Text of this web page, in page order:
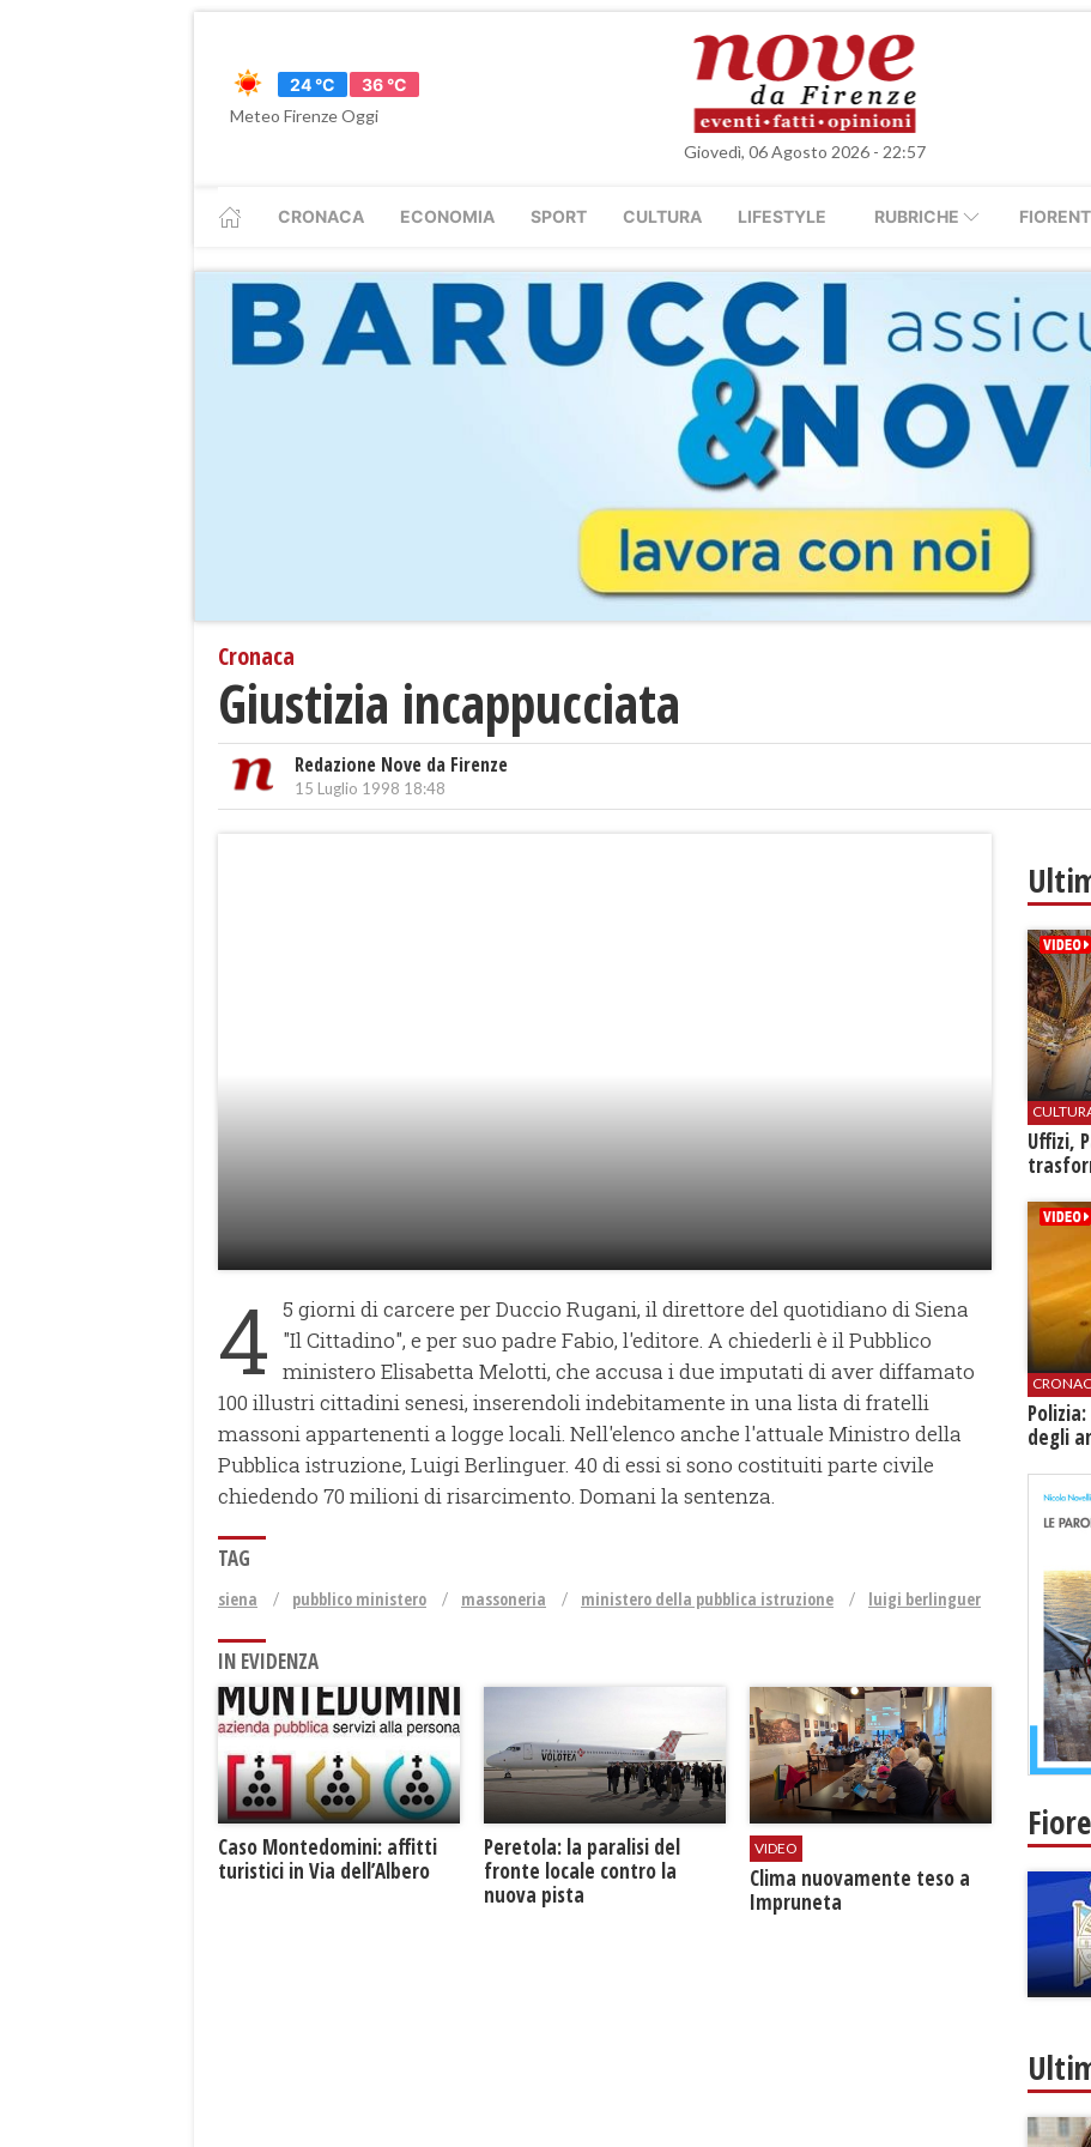
24 °C
36 °C
Meteo Firenze Oggi
Giovedì, 06 Agosto 2026 - 22:57
CRONACA ECONOMIA SPORT CULTURA LIFESTYLE RUBRICHE
Cronaca
Giustizia incappucciata
Redazione Nove da Firenze
15 Luglio 1998 18:48
4 5 giorni di carcere per Duccio Rugani, il direttore del quotidiano di Siena
"Il Cittadino", e per suo padre Fabio, l'editore. A chiederli è il Pubblico
ministero Elisabetta Melotti, che accusa i due imputati di aver diffamato
100 illustri cittadini senesi, inserendoli indebitamente in una lista di fratelli
massoni appartenenti a logge locali. Nell'elenco anche l'attuale Ministro della
Pubblica istruzione, Luigi Berlinguer. 40 di essi si sono costituiti parte civile
chiedendo 70 milioni di risarcimento. Domani la sentenza.
TAG
siena pubblico ministero massoneria ministero della pubblica istruzione luigi berlinguer
IN EVIDENZA
Caso Montedomini: affitti
turistici in Via dell’Albero
Peretola: la paralisi del
fronte locale contro la
nuova pista
VIDEO
​Clima nuovamente teso a
Impruneta
Uffizi,
degli